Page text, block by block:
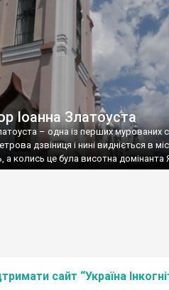
Іоанна Златоуста
– одна із перших мурованих
дзвіниця і нині видніється в
а колись це була висотна домінанта
сайт “Україна